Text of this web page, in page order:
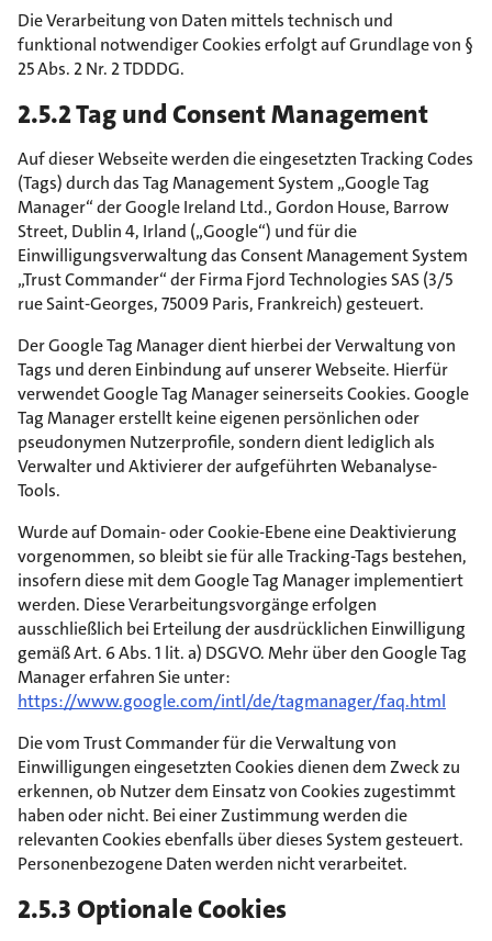
Die Verarbeitung von Daten mittels technisch und
funktional notwendiger Cookies erfolgt auf Grundlage von §
25 Abs. 2 Nr. 2 TDDDG.
2.5.2 Tag und Consent Management
Auf dieser Webseite werden die eingesetzten Tracking Codes
(Tags) durch das Tag Management System „Google Tag
Manager“ der Google Ireland Ltd., Gordon House, Barrow
Street, Dublin 4, Irland („Google“) und für die
Einwilligungsverwaltung das Consent Management System
„Trust Commander“ der Firma Fjord Technologies SAS (3/5
rue Saint-Georges, 75009 Paris, Frankreich) gesteuert.
Der Google Tag Manager dient hierbei der Verwaltung von
Tags und deren Einbindung auf unserer Webseite. Hierfür
verwendet Google Tag Manager seinerseits Cookies. Google
Tag Manager erstellt keine eigenen persönlichen oder
pseudonymen Nutzerprofile, sondern dient lediglich als
Verwalter und Aktivierer der aufgeführten Webanalyse-
Tools.
Wurde auf Domain- oder Cookie-Ebene eine Deaktivierung
vorgenommen, so bleibt sie für alle Tracking-Tags bestehen,
insofern diese mit dem Google Tag Manager implementiert
werden. Diese Verarbeitungsvorgänge erfolgen
ausschließlich bei Erteilung der ausdrücklichen Einwilligung
gemäß Art. 6 Abs. 1 lit. a) DSGVO. Mehr über den Google Tag
Manager erfahren Sie unter:
https://www.google.com/intl/de/tagmanager/faq.html
Die vom Trust Commander für die Verwaltung von
Einwilligungen eingesetzten Cookies dienen dem Zweck zu
erkennen, ob Nutzer dem Einsatz von Cookies zugestimmt
haben oder nicht. Bei einer Zustimmung werden die
relevanten Cookies ebenfalls über dieses System gesteuert.
Personenbezogene Daten werden nicht verarbeitet.
2.5.3 Optionale Cookies